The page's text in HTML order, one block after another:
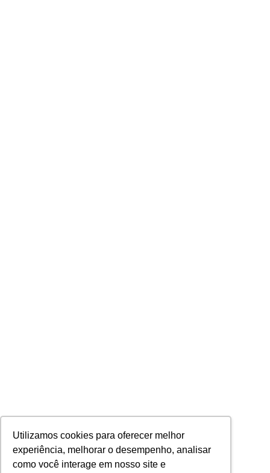
Utilizamos cookies para oferecer melhor
experiência, melhorar o desempenho, analisar
como você interage em nosso site e